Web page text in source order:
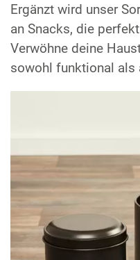
Ergänzt wird unser
an Snacks, die
Verwöhne deine
sowohl funktional als